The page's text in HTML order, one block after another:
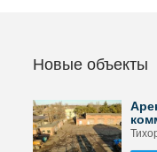
Новые объекты